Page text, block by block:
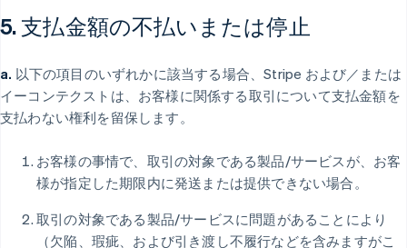
5. 支払金額の不払いまたは停止
a. 以下の項目のいずれかに該当する場合、Stripe および／または
イーコンテクストは、お客様に関係する取引について支払金額を
支払わない権利を留保します。
お客様の事情で、取引の対象である製品/サービスが、お客
様が指定した期限内に発送または提供できない場合。
取引の対象である製品/サービスに問題があることにより
（欠陥、瑕疵、および引き渡し不履行などを含みますがこ